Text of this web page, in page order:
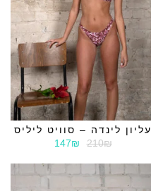
עליון לינדה – סוויט ליליס
210₪
147₪